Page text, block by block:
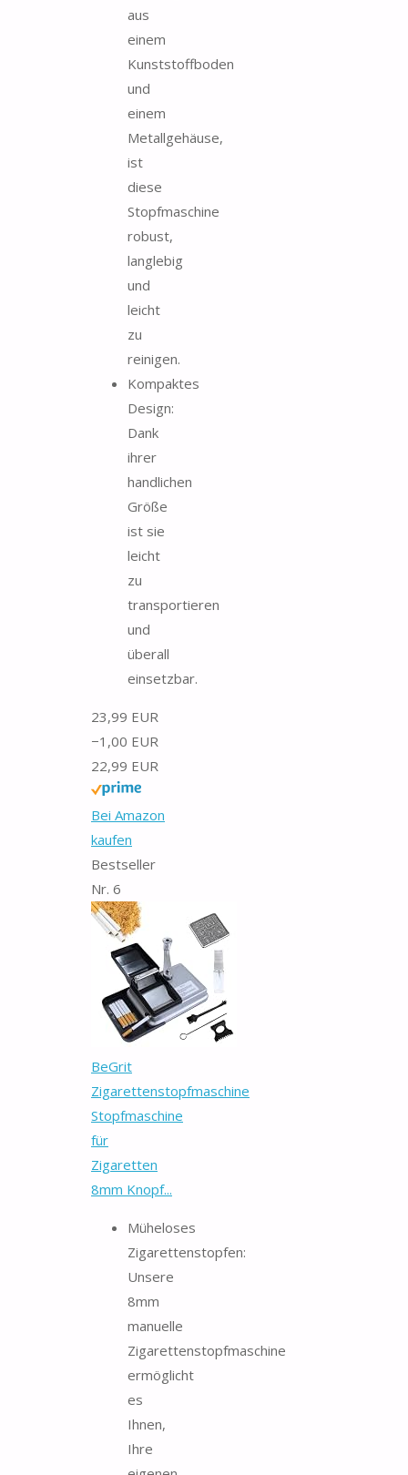
aus
einem
Kunststoffboden
und
einem
Metallgehäuse,
ist
diese
Stopfmaschine
robust,
langlebig
und
leicht
zu
reinigen.
Kompaktes
Design:
Dank
ihrer
handlichen
Größe
ist sie
leicht
zu
transportieren
und
überall
einsetzbar.
23,99 EUR
−1,00 EUR
22,99 EUR
Bei Amazon
kaufen
Bestseller
Nr. 6
BeGrit
Zigarettenstopfmaschine
Stopfmaschine
für
Zigaretten
8mm Knopf...
Müheloses
Zigarettenstopfen:
Unsere
8mm
manuelle
Zigarettenstopfmaschine
ermöglicht
es
Ihnen,
Ihre